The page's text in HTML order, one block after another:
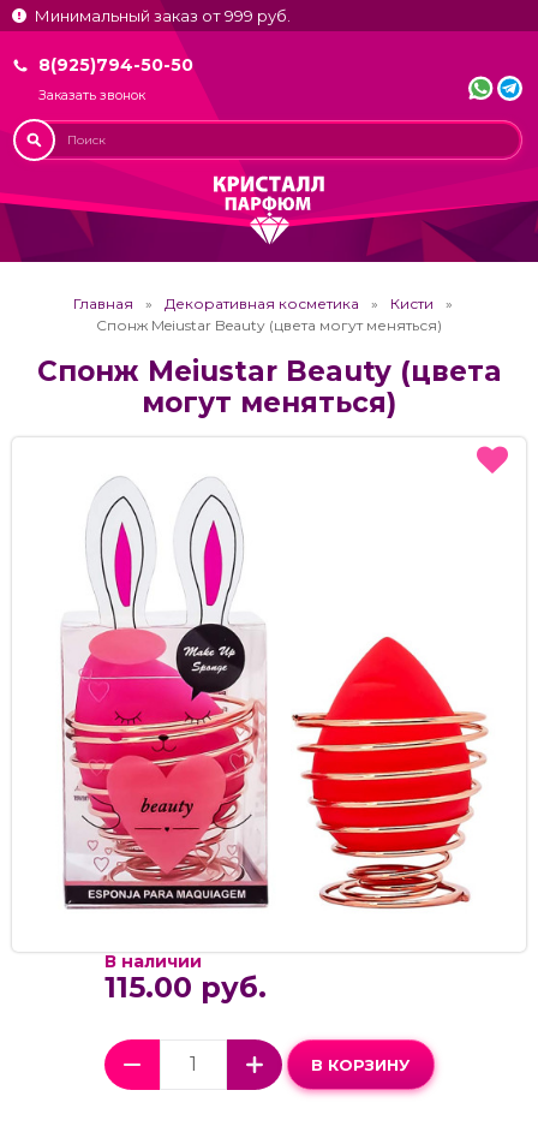
Минимальный заказ от 999 руб.
8(925)794-50-50
Заказать звонок
Главная Декоративная косметика
Кисти
Спонж Meiustar Beauty (цвета могут меняться)
Спонж Meiustar Beauty (цвета
могут меняться)
В наличии
115.00 руб.
В КОРЗИНУ